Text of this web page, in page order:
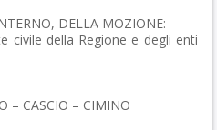
DELLA MOZIONE:
civile della Regione e degli enti
– CASCIO – CIMINO